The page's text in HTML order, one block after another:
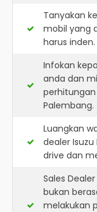
Tanyakan
mobil yang
harus inden.
Infokan
anda dan
Palembang.
Luangkan
dealer
drive dan
Sales
bukan
melakukan